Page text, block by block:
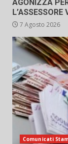
AGONIZZA
7 Agosto 2026
Comunicati